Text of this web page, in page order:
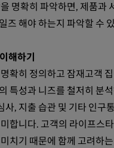
명확히 파악하면, 제품과
즈 해야 하는지 파악할 수
해하기
확히 정의하고 잠재고객
특성과 니즈를 철저히 분
사, 지출 습관 및 기타 인구
합니다. 고객의 라이프스
치기 때문에 함께 고려하